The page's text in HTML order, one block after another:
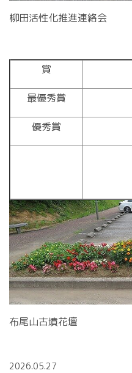
柳田活性化推進連絡会
賞
最優秀賞
優秀賞
布尾山古墳花壇
2026.05.27